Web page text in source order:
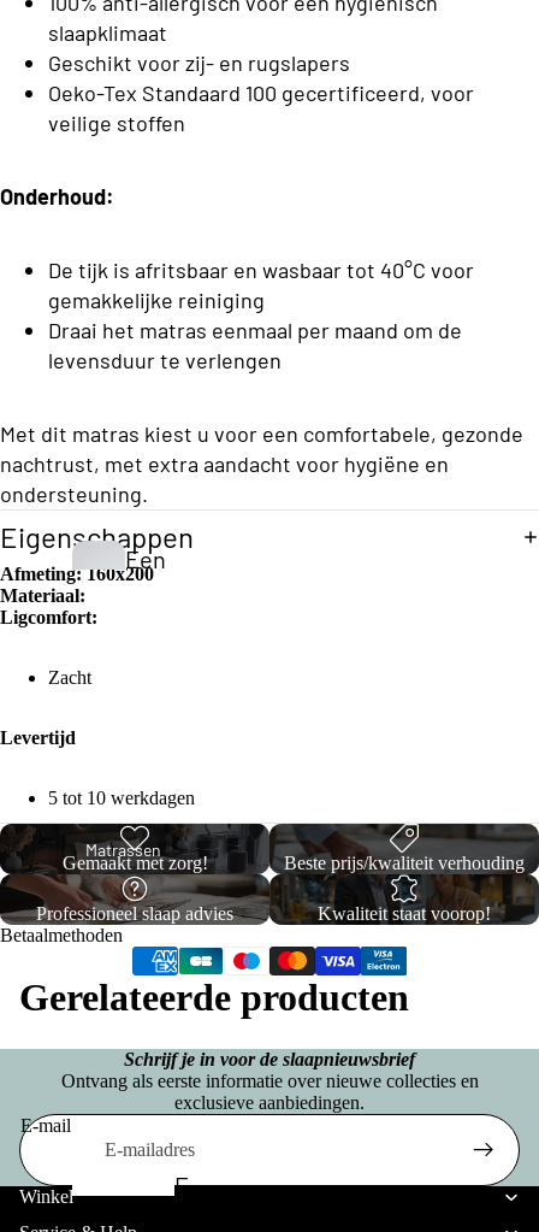
o
T
e
y
C
o
e
ti
o
d
ii
C
o
ll
e
ti
o
W
o
f
a
b
e
n
uw
be
dd
en
b
e
d
d
e
n
La
nb
p
r
s
o
p
ri
g
s
Eenperso
ons
Budget
Boxsprin
Eenperso
Boxsprin
gs
Twijfel
aar
Boxsp
rings
T
w
e
p
Een
spri
ng
T
w
ij
e
a
Matrassen
E
slaapklimaat
Geschikt voor zij- en rugslapers
Oeko-Tex Standaard 100 gecertificeerd, voor
veilige stoffen
Onderhoud:
De tijk is afritsbaar en wasbaar tot 40°C voor
gemakkelijke reiniging
Draai het matras eenmaal per maand om de
levensduur te verlengen
Met dit matras kiest u voor een comfortabele, gezonde
nachtrust, met extra aandacht voor hygiëne en
ondersteuning.
Eigenschappen
Afmeting:160x200
Materiaal:
Ligcomfort:
Zacht
Levertijd
5 tot 10 werkdagen
Gemaakt met zorg! Beste prijs/kwaliteit verhouding
Professioneel slaap advies
Kwaliteit staat voorop!
Betaalmethoden
Gerelateerde producten
Schrijf je in voor de slaapnieuwsbrief
Ontvang als eerste informatie over nieuwe collecties en
exclusieve aanbiedingen.
E-mail
Winkel
Privacybeleid
Verzendbeleid
Terugbetalingsbeleid